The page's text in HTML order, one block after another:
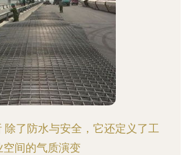
除了防水与安全，它还定义了工
空间的气质演变